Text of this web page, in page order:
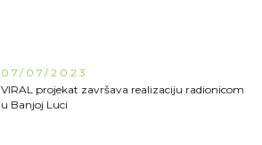
07/07/2023
VIRAL projekat završava realizaciju radionicom
u Banjoj Luci